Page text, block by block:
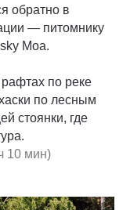
обратно в
— питомнику
Moa.
по реке
по лесным
стоянки, где
10 мин)